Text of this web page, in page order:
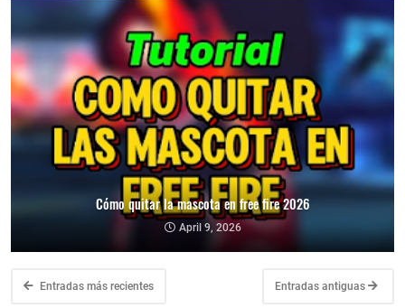
Cómo quitar la mascota en free fire 2026
April 9, 2026
Entradas más recientes Entradas antiguas